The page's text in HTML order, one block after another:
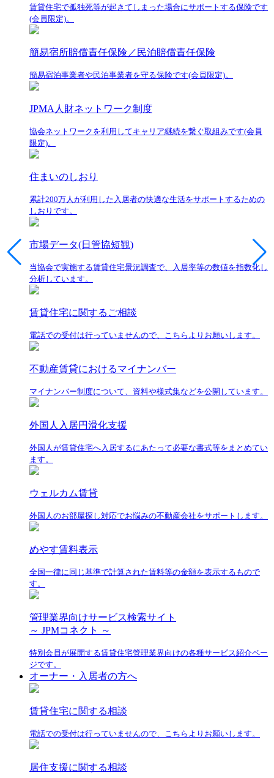
賃貸住宅で孤独死等が起きてしまった場合にサポートする保険です
(会員限定)。
簡易宿所賠償責任保険／民泊賠償責任保険
簡易宿泊事業者や民泊事業者を守る保険です(会員限定)。
JPMA人財ネットワーク制度
協会ネットワークを利用してキャリア継続を繋ぐ取組みです(会員
限定)。
住まいのしおり
累計200万人が利用した入居者の快適な生活をサポートするための
しおりです。
市場データ(日管協短観)
当協会で実施する賃貸住宅景況調査で、入居率等の数値を指数化し
分析しています。
賃貸住宅に関するご相談
電話での受付は行っていませんので、こちらよりお願いします。
不動産賃貸におけるマイナンバー
マイナンバー制度について、資料や様式集などを公開しています。
外国人入居円滑化支援
外国人が賃貸住宅へ入居するにあたって必要な書式等をまとめてい
ます。
ウェルカム賃貸
外国人のお部屋探し対応でお悩みの不動産会社をサポートします。
めやす賃料表示
全国一律に同じ基準で計算された賃料等の金額を表示するもので
す。
管理業界向けサービス検索サイト
～ JPMコネクト ～
特別会員が展開する賃貸住宅管理業界向けの各種サービス紹介ペー
ジです。
オーナー・入居者の方へ
賃貸住宅に関する相談
電話での受付は行っていませんので、こちらよりお願いします。
居住支援に関する相談